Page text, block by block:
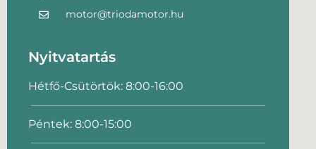
motor@triodamotor.hu
Nyitvatartás
Hétfő-Csütörtök: 8:00-16:00
Péntek: 8:00-15:00